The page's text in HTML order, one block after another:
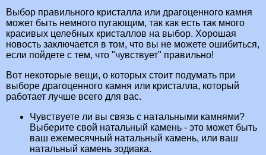
Выбор правильного кристалла или драгоценного камня
может быть немного пугающим, так как есть так много
красивых целебных кристаллов на выбор. Хорошая
новость заключается в том, что вы не можете ошибиться,
если пойдете с тем, что "чувствует" правильно!
Вот некоторые вещи, о которых стоит подумать при
выборе драгоценного камня или кристалла, который
работает лучше всего для вас.
Чувствуете ли вы связь с натальными камнями?
Выберите свой натальный камень - это может быть
ваш ежемесячный натальный камень, или ваш
натальный камень зодиака.